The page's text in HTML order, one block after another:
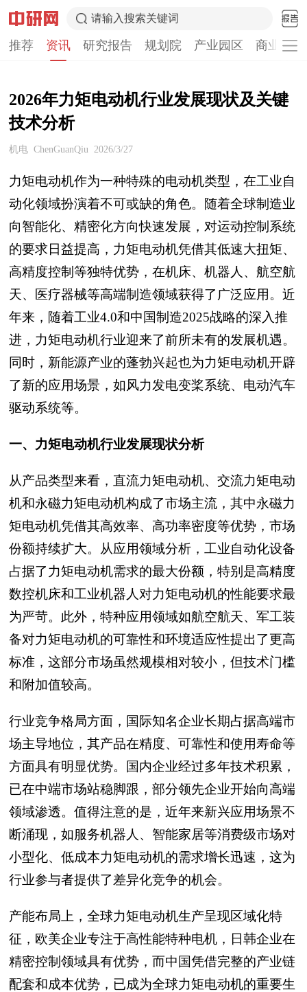
请输入搜索关键词
推荐 资讯 研究报告 规划院 产业园区 商业计
2026年力矩电动机行业发展现状及关键
技术分析
机电 ChenGuanQiu 2026/3/27
力矩电动机作为一种特殊的电动机类型，在工业自
动化领域扮演着不可或缺的角色。随着全球制造业
向智能化、精密化方向快速发展，对运动控制系统
的要求日益提高，力矩电动机凭借其低速大扭矩、
高精度控制等独特优势，在机床、机器人、航空航
天、医疗器械等高端制造领域获得了广泛应用。近
年来，随着工业4.0和中国制造2025战略的深入推
进，力矩电动机行业迎来了前所未有的发展机遇。
同时，新能源产业的蓬勃兴起也为力矩电动机开辟
了新的应用场景，如风力发电变桨系统、电动汽车
驱动系统等。
一、力矩电动机行业发展现状分析
从产品类型来看，直流力矩电动机、交流力矩电动
机和永磁力矩电动机构成了市场主流，其中永磁力
矩电动机凭借其高效率、高功率密度等优势，市场
份额持续扩大。从应用领域分析，工业自动化设备
占据了力矩电动机需求的最大份额，特别是高精度
数控机床和工业机器人对力矩电动机的性能要求最
为严苛。此外，特种应用领域如航空航天、军工装
备对力矩电动机的可靠性和环境适应性提出了更高
标准，这部分市场虽然规模相对较小，但技术门槛
和附加值较高。
行业竞争格局方面，国际知名企业长期占据高端市
场主导地位，其产品在精度、可靠性和使用寿命等
方面具有明显优势。国内企业经过多年技术积累，
已在中端市场站稳脚跟，部分领先企业开始向高端
领域渗透。值得注意的是，近年来新兴应用场景不
断涌现，如服务机器人、智能家居等消费级市场对
小型化、低成本力矩电动机的需求增长迅速，这为
行业参与者提供了差异化竞争的机会。
产能布局上，全球力矩电动机生产呈现区域化特
征，欧美企业专注于高性能特种电机，日韩企业在
精密控制领域具有优势，而中国凭借完整的产业链
配套和成本优势，已成为全球力矩电动机的重要生